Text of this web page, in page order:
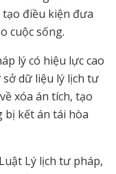
điều kiện đưa
cuộc sống.
lý có hiệu lực cao
dữ liệu lý lịch tư
xóa án tích, tạo
kết án tái hòa
Lý lịch tư pháp,